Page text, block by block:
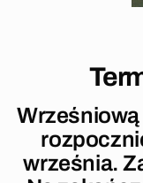
Wrześniową
września.